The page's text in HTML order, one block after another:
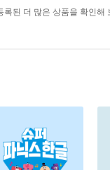
록된 더 많은 상품을 확인해